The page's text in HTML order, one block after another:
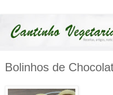
Bolinhos de